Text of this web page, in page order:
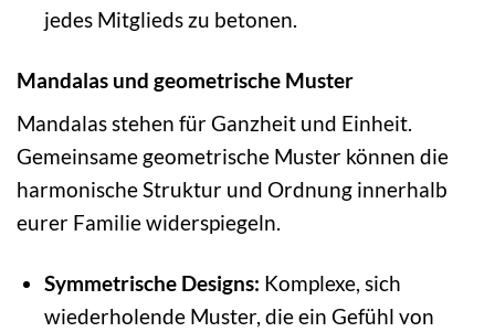
jedes Mitglieds zu betonen.
Mandalas und geometrische Muster
Mandalas stehen für Ganzheit und Einheit.
Gemeinsame geometrische Muster können die
harmonische Struktur und Ordnung innerhalb
eurer Familie widerspiegeln.
Symmetrische Designs: Komplexe, sich
wiederholende Muster, die ein Gefühl von